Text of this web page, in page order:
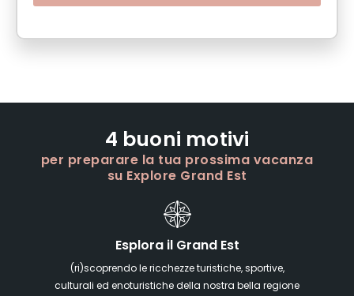
4 buoni motivi
per preparare la tua prossima vacanza
su Explore Grand Est
Esplora il Grand Est
(ri)scoprendo le ricchezze turistiche, sportive,
culturali ed enoturistiche della nostra bella regione